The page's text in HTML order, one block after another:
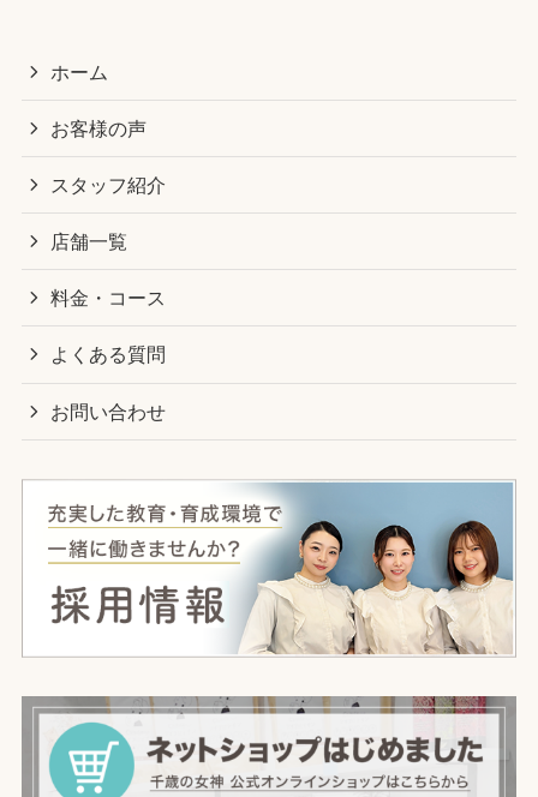
ホーム
お客様の声
スタッフ紹介
店舗一覧
料金・コース
よくある質問
お問い合わせ